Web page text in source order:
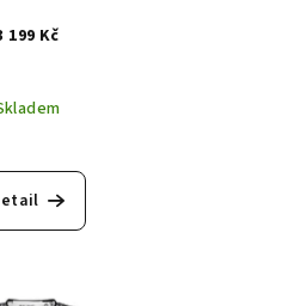
199 Kč